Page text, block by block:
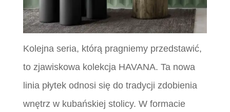
Kolejna seria, którą pragniemy przedstawić,
to zjawiskowa kolekcja HAVANA. Ta nowa
linia płytek odnosi się do tradycji zdobienia
wnętrz w kubańskiej stolicy. W formacie